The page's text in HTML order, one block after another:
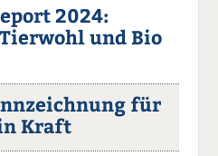
2024:
und Bio
für
Kraft